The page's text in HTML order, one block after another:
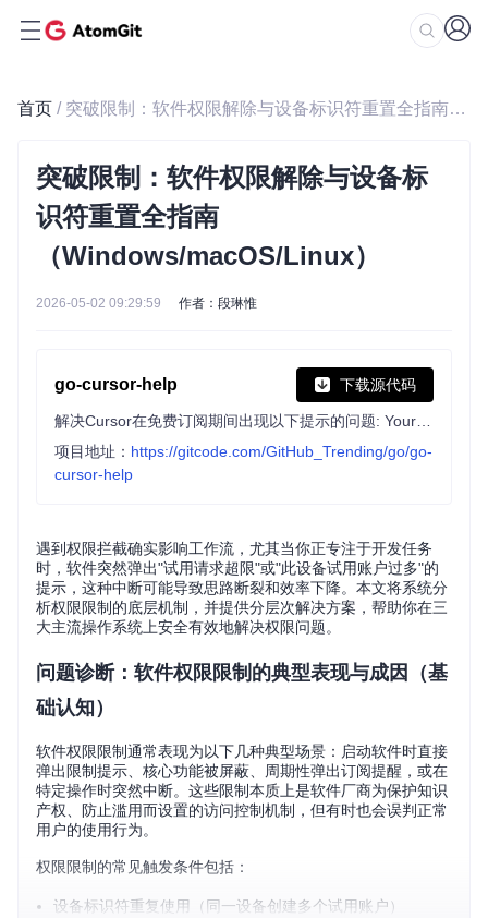
首页 / 突破限制：软件权限解除与设备标识符重置全指南（Windows/macOS/Linux）
突破限制：软件权限解除与设备标
识符重置全指南
（Windows/macOS/Linux）
2026-05-02 09:29:59 作者：段琳惟
go-cursor-help 下载源代码
项目地址： https://gitcode.com/GitHub_Trending/go/go-
cursor-help
遇到权限拦截确实影响工作流，尤其当你正专注于开发任务
时，软件突然弹出"试用请求超限"或"此设备试用账户过多"的
提示，这种中断可能导致思路断裂和效率下降。本文将系统分
析权限限制的底层机制，并提供分层次解决方案，帮助你在三
大主流操作系统上安全有效地解决权限问题。
问题诊断：软件权限限制的典型表现与成因（基
础认知）
软件权限限制通常表现为以下几种典型场景：启动软件时直接
弹出限制提示、核心功能被屏蔽、周期性弹出订阅提醒，或在
特定操作时突然中断。这些限制本质上是软件厂商为保护知识
产权、防止滥用而设置的访问控制机制，但有时也会误判正常
用户的使用行为。
权限限制的常见触发条件包括：
设备标识符重复使用（同一设备创建多个试用账户）